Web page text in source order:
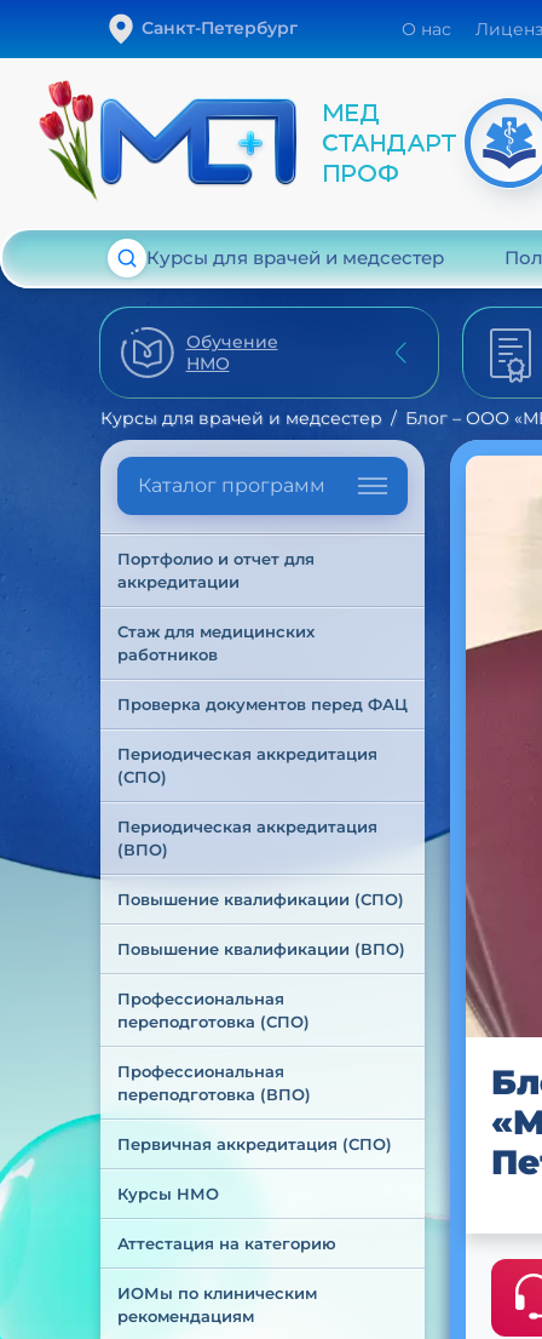
Санкт-Петербург О нас
Курсы для врачей и медсестер
Обучение
НМО
Курсы для врачей и медсестер Блог – ООО
Каталог программ
Портфолио и отчет для
аккредитации
Стаж для медицинских
работников
Проверка документов перед ФАЦ
Периодическая аккредитация
(СПО)
Периодическая аккредитация
(ВПО)
Повышение квалификации (СПО)
Повышение квалификации (ВПО)
Профессиональная
переподготовка (СПО)
Профессиональная
переподготовка (ВПО)
Первичная аккредитация (СПО)
Курсы НМО
Аттестация на категорию
ИОМы по клиническим
рекомендациям